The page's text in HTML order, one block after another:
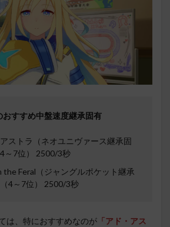
おすすめ中盤速度継承固有
ストラ（ネオユニヴァース継承固
～7位） 2500/3秒
the Feral（ジャングルポケット継承
4～7位） 2500/3秒
は、特におすすめなのが 「アド・アス